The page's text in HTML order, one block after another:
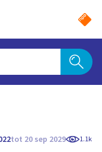
tot 20 sep 2029 1.1k